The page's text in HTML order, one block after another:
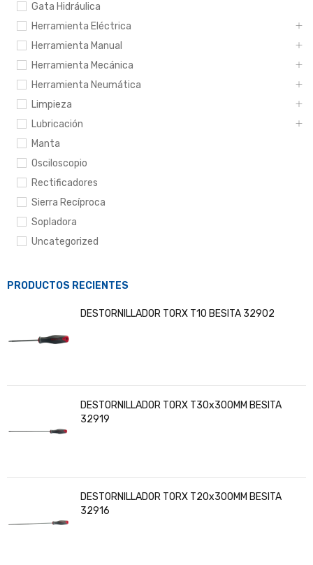
Gata Hidráulica
Herramienta Eléctrica
Herramienta Manual
Herramienta Mecánica
Herramienta Neumática
Limpieza
Lubricación
Manta
Osciloscopio
Rectificadores
Sierra Recíproca
Sopladora
Uncategorized
PRODUCTOS RECIENTES
DESTORNILLADOR TORX T10 BESITA 32902
DESTORNILLADOR TORX T30x300MM BESITA
32919
DESTORNILLADOR TORX T20x300MM BESITA
32916